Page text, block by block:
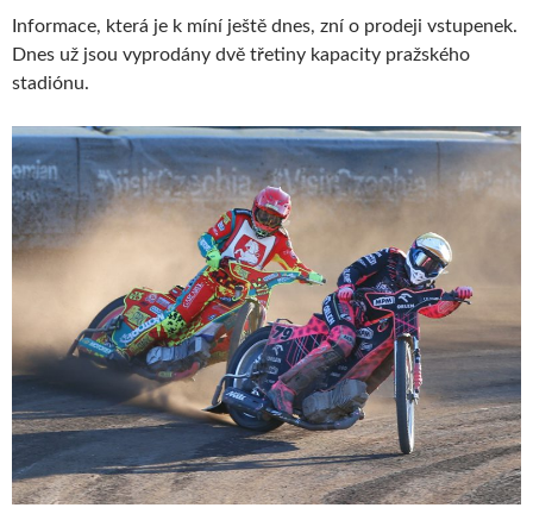
Informace, která je k míní ještě dnes, zní o prodeji vstupenek.
Dnes už jsou vyprodány dvě třetiny kapacity pražského
stadiónu.